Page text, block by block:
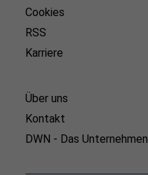
Cookies
RSS
Karriere
Über uns
Kontakt
DWN - Das Unternehmen